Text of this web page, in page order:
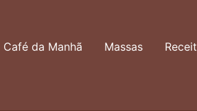
Café da Manhã Massas